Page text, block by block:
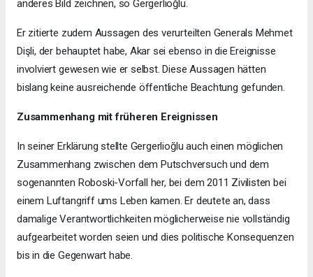
anderes Bild zeichnen, so Gergerlioğlu.
Er zitierte zudem Aussagen des verurteilten Generals Mehmet
Dişli, der behauptet habe, Akar sei ebenso in die Ereignisse
involviert gewesen wie er selbst. Diese Aussagen hätten
bislang keine ausreichende öffentliche Beachtung gefunden.
Zusammenhang mit früheren Ereignissen
In seiner Erklärung stellte Gergerlioğlu auch einen möglichen
Zusammenhang zwischen dem Putschversuch und dem
sogenannten Roboski-Vorfall her, bei dem 2011 Zivilisten bei
einem Luftangriff ums Leben kamen. Er deutete an, dass
damalige Verantwortlichkeiten möglicherweise nie vollständig
aufgearbeitet worden seien und dies politische Konsequenzen
bis in die Gegenwart habe.